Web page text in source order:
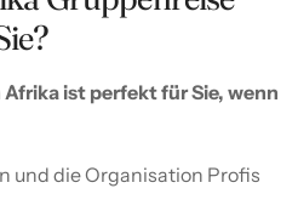
ist perfekt für Sie, wenn
und die Organisation Profis